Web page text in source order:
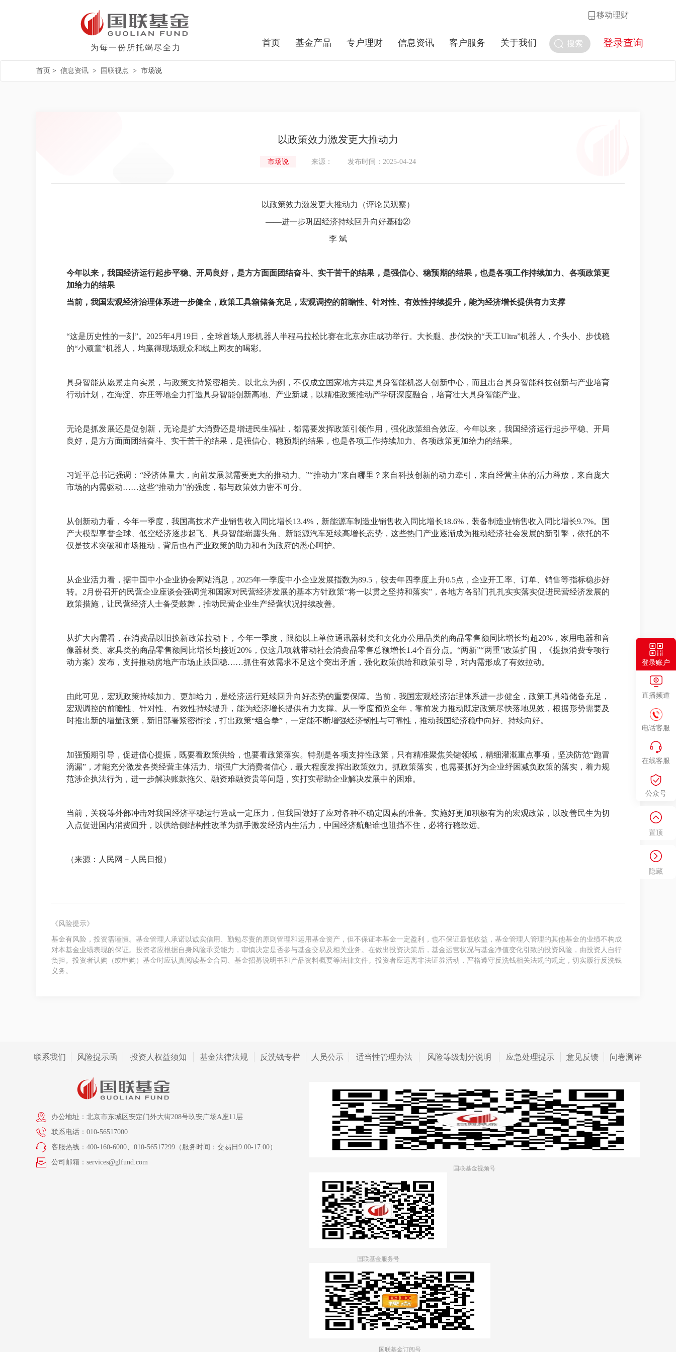
登录账户
直播频道
电话客服
在线客服
公众号
置顶
隐藏
移动理财
为每一份所托竭尽全力 搜索 登录查询
首页 基金产品 专户理财 信息资讯 客户服务 关于我们
首页 > 信息资讯 > 国联视点 > 市场说
以政策效力激发更大推动力
市场说 来源： 发布时间：2025-04-24
以政策效力激发更大推动力（评论员观察）
——进一步巩固经济持续回升向好基础②
李 斌
今年以来，我国经济运行起步平稳、开局良好，是方方面面团结奋斗、实干苦干的结果，是强信心、稳预期的结果，也是各项工作持续加力、各项政策更
加给力的结果
当前，我国宏观经济治理体系进一步健全，政策工具箱储备充足，宏观调控的前瞻性、针对性、有效性持续提升，能为经济增长提供有力支撑
“这是历史性的一刻”。2025年4月19日，全球首场人形机器人半程马拉松比赛在北京亦庄成功举行。大长腿、步伐快的“天工Ultra”机器人，个头小、步伐稳
的“小顽童”机器人，均赢得现场观众和线上网友的喝彩。
具身智能从愿景走向实景，与政策支持紧密相关。以北京为例，不仅成立国家地方共建具身智能机器人创新中心，而且出台具身智能科技创新与产业培育
行动计划，在海淀、亦庄等地全力打造具身智能创新高地、产业新城，以精准政策推动产学研深度融合，培育壮大具身智能产业。
无论是抓发展还是促创新，无论是扩大消费还是增进民生福祉，都需要发挥政策引领作用，强化政策组合效应。今年以来，我国经济运行起步平稳、开局
良好，是方方面面团结奋斗、实干苦干的结果，是强信心、稳预期的结果，也是各项工作持续加力、各项政策更加给力的结果。
习近平总书记强调：“经济体量大，向前发展就需要更大的推动力。”“推动力”来自哪里？来自科技创新的动力牵引，来自经营主体的活力释放，来自庞大
市场的内需驱动……这些“推动力”的强度，都与政策效力密不可分。
从创新动力看，今年一季度，我国高技术产业销售收入同比增长13.4%，新能源车制造业销售收入同比增长18.6%，装备制造业销售收入同比增长9.7%。国
产大模型享誉全球、低空经济逐步起飞、具身智能崭露头角、新能源汽车延续高增长态势，这些热门产业逐渐成为推动经济社会发展的新引擎，依托的不
仅是技术突破和市场推动，背后也有产业政策的助力和有为政府的悉心呵护。
从企业活力看，据中国中小企业协会网站消息，2025年一季度中小企业发展指数为89.5，较去年四季度上升0.5点，企业开工率、订单、销售等指标稳步好
转。2月份召开的民营企业座谈会强调党和国家对民营经济发展的基本方针政策“将一以贯之坚持和落实”，各地方各部门扎扎实实落实促进民营经济发展的
政策措施，让民营经济人士备受鼓舞，推动民营企业生产经营状况持续改善。
从扩大内需看，在消费品以旧换新政策拉动下，今年一季度，限额以上单位通讯器材类和文化办公用品类的商品零售额同比增长均超20%，家用电器和音
像器材类、家具类的商品零售额同比增长均接近20%，仅这几项就带动社会消费品零售总额增长1.4个百分点。“两新”“两重”政策扩围，《提振消费专项行
动方案》发布，支持推动房地产市场止跌回稳……抓住有效需求不足这个突出矛盾，强化政策供给和政策引导，对内需形成了有效拉动。
由此可见，宏观政策持续加力、更加给力，是经济运行延续回升向好态势的重要保障。当前，我国宏观经济治理体系进一步健全，政策工具箱储备充足，
宏观调控的前瞻性、针对性、有效性持续提升，能为经济增长提供有力支撑。从一季度预览全年，靠前发力推动既定政策尽快落地见效，根据形势需要及
时推出新的增量政策，新旧部署紧密衔接，打出政策“组合拳”，一定能不断增强经济韧性与可靠性，推动我国经济稳中向好、持续向好。
加强预期引导，促进信心提振，既要看政策供给，也要看政策落实。特别是各项支持性政策，只有精准聚焦关键领域，精细灌溉重点事项，坚决防范“跑冒
滴漏”，才能充分激发各类经营主体活力、增强广大消费者信心，最大程度发挥出政策效力。抓政策落实，也需要抓好为企业纾困减负政策的落实，着力规
范涉企执法行为，进一步解决账款拖欠、融资难融资贵等问题，实打实帮助企业解决发展中的困难。
当前，关税等外部冲击对我国经济平稳运行造成一定压力，但我国做好了应对各种不确定因素的准备。实施好更加积极有为的宏观政策，以改善民生为切
入点促进国内消费回升，以供给侧结构性改革为抓手激发经济内生活力，中国经济航船谁也阻挡不住，必将行稳致远。
（来源：人民网－人民日报）
《风险提示》
基金有风险，投资需谨慎。基金管理人承诺以诚实信用、勤勉尽责的原则管理和运用基金资产，但不保证本基金一定盈利，也不保证最低收益，基金管理人管理的其他基金的业绩不构成
对本基金业绩表现的保证。投资者应根据自身风险承受能力，审慎决定是否参与基金交易及相关业务。在做出投资决策后，基金运营状况与基金净值变化引致的投资风险，由投资人自行
负担。投资者认购（或申购）基金时应认真阅读基金合同、基金招募说明书和产品资料概要等法律文件。投资者应远离非法证券活动，严格遵守反洗钱相关法规的规定，切实履行反洗钱
义务。
联系我们 风险提示函 投资人权益须知 基金法律法规 反洗钱专栏 人员公示 适当性管理办法 风险等级划分说明 应急处理提示 意见反馈 问卷测评
办公地址：北京市东城区安定门外大街208号玖安广场A座11层
联系电话：010-56517000
客服热线：400-160-6000、010-56517299（服务时间：交易日9:00-17:00）
公司邮箱：services@glfund.com
国联基金视频号
国联基金服务号
国联基金订阅号